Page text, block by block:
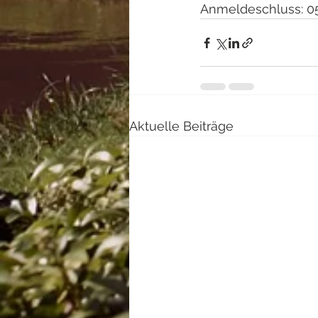
Anmeldeschluss:
Aktuelle Beiträge